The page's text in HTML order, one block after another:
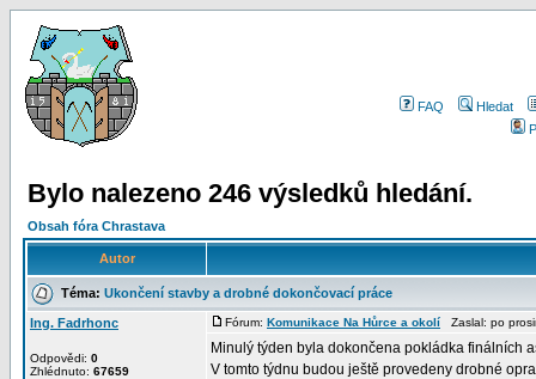
FAQ
Hledat
Bylo nalezeno 246 výsledků hledání.
Obsah fóra Chrastava
Autor
Téma: Ukončení stavby a drobné dokončovací práce
Ing. Fadrhonc
Odpovědi: 0
Zhlédnuto: 67659
Fórum: Komunikace Na Hůrce a okolí Zaslal: po
Minulý týden byla dokončena pokládka finálních
V tomto týdnu budou ještě provedeny drobné